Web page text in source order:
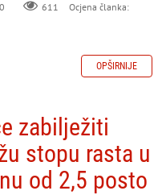
0 611
Ocjena članka:
OPŠIRNIJE
zabilježiti
stopu rasta u
od 2,5 posto